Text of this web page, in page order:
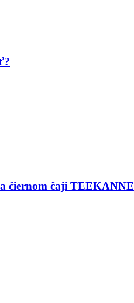
čiernom čaji TEEKANNE